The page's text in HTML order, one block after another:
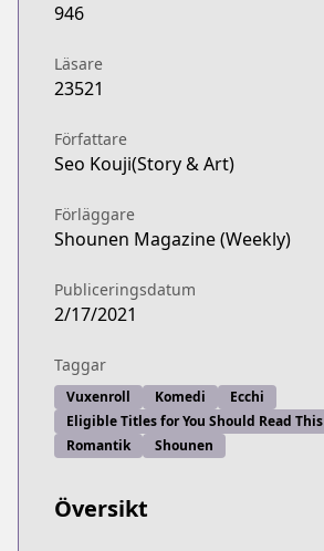
946
Läsare
23521
Författare
Seo Kouji(Story & Art)
Förläggare
Shounen Magazine (Weekly)
Publiceringsdatum
2/17/2021
Taggar
Vuxenroll Komedi
Ecchi
Eligible Titles for You Should Read This
Romantik
Shounen
Översikt